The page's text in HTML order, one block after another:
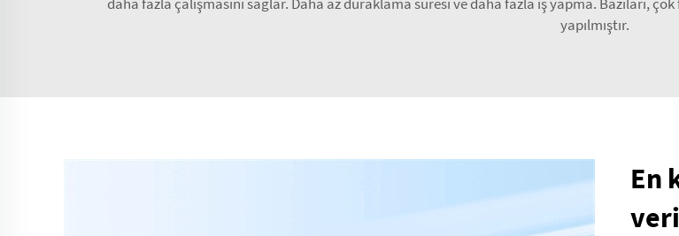
yapılmıştır.
En